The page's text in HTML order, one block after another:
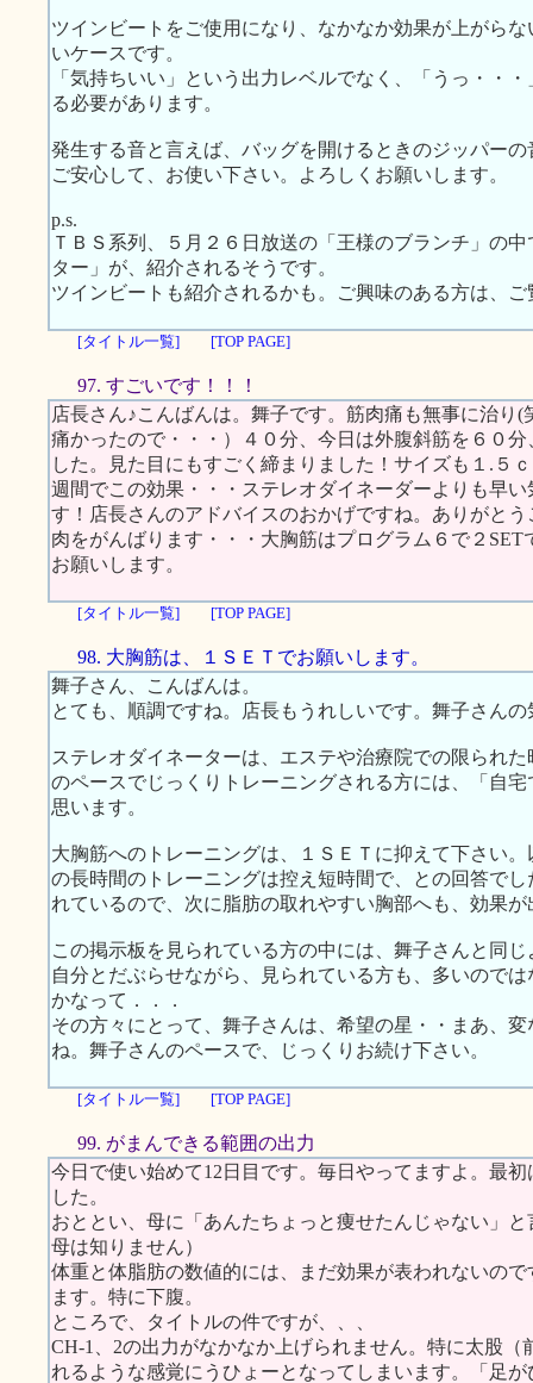
ツインビートをご使用になり、なかなか効果が上がら
いケースです。
「気持ちいい」という出力レベルでなく、「うっ・・
る必要があります。
発生する音と言えば、バッグを開けるときのジッパー
ご安心して、お使い下さい。よろしくお願いします。
p.s.
ＴＢＳ系列、５月２６日放送の「王様のブランチ」の
ター」が、紹介されるそうです。
ツインビートも紹介されるかも。ご興味のある方は、ご
[タイトル一覧] [TOP PAGE]
97. すごいです！！！
店長さん♪こんばんは。舞子です。筋肉痛も無事に治り
痛かったので・・・）４０分、今日は外腹斜筋を６０
した。見た目にもすごく締まりました！サイズも１.５
週間でこの効果・・・ステレオダイネーダーよりも早
す！店長さんのアドバイスのおかげですね。ありがと
肉をがんばります・・・大胸筋はプログラム６で２
お願いします。
[タイトル一覧] [TOP PAGE]
98. 大胸筋は、１ＳＥＴでお願いします。
舞子さん、こんばんは。
とても、順調ですね。店長もうれしいです。舞子さん
ステレオダイネーターは、エステや治療院での限られ
のペースでじっくりトレーニングされる方には、「自
思います。
大胸筋へのトレーニングは、１ＳＥＴに抑えて下さい
の長時間のトレーニングは控え短時間で、との回答で
れているので、次に脂肪の取れやすい胸部へも、効果
この掲示板を見られている方の中には、舞子さんと同
自分とだぶらせながら、見られている方も、多いので
かなって．．．
その方々にとって、舞子さんは、希望の星・・まあ、
ね。舞子さんのペースで、じっくりお続け下さい。
[タイトル一覧] [TOP PAGE]
99. がまんできる範囲の出力
今日で使い始めて12日目です。毎日やってますよ。最
した。
おととい、母に「あんたちょっと痩せたんじゃない」
母は知りません）
体重と体脂肪の数値的には、まだ効果が表われないの
ます。特に下腹。
ところで、タイトルの件ですが、、、
CH-1、2の出力がなかなか上げられません。特に太股
れるような感覚にうひょーとなってしまいます。「足